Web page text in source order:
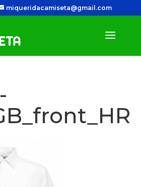
miqueridacamiseta@gmail.com